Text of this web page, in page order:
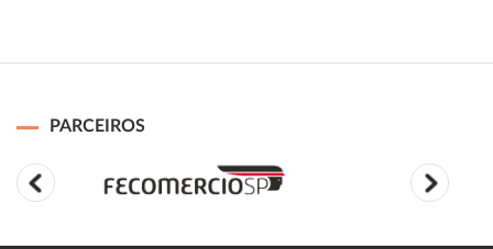
PARCEIROS